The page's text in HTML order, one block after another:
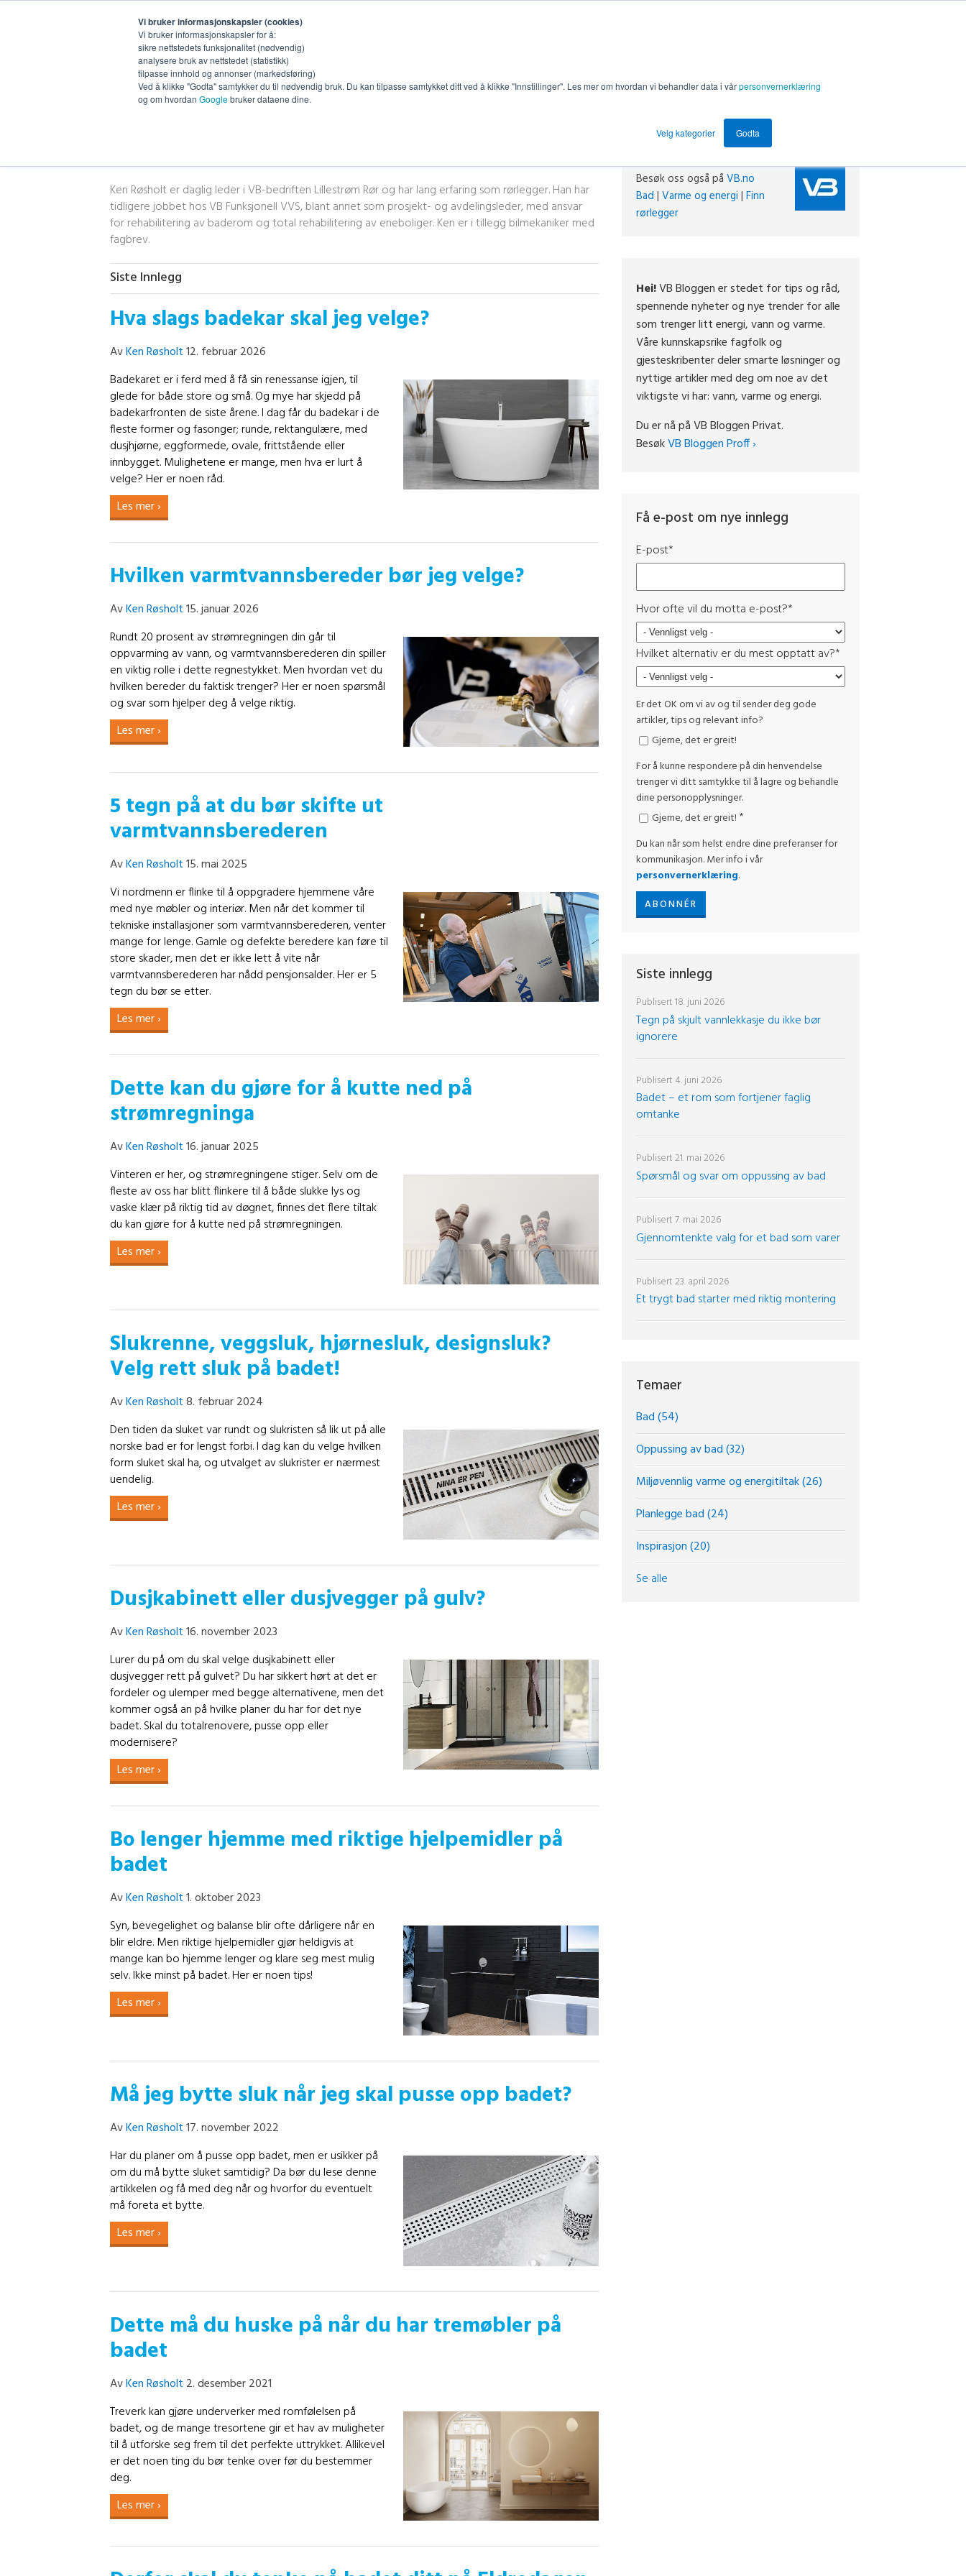
Vi bruker informasjonskapsler (cookies)
Vi bruker informasjonskapsler for å:
sikre nettstedets funksjonalitet (nødvendig)
analysere bruk av nettstedet (statistikk)
tilpasse innhold og annonser (markedsføring)
Ved å klikke "Godta" samtykker du til nødvendig bruk. Du kan tilpasse samtykket ditt ved å klikke "Innstillinger". Les mer om hvordan vi behandler data i vårpersonvernerklæring
og om hvordan Googlebruker dataene dine.
Velg kategorier Godta
Ken Røsholt er daglig leder i VB-bedriften Lillestrøm Rør og har lang erfaring som rørlegger. Han har
tidligere jobbet hos VB Funksjonell VVS, blant annet som prosjekt- og avdelingsleder, med ansvar
for rehabilitering av baderom og total rehabilitering av eneboliger. Ken er i tillegg bilmekaniker med
fagbrev.
Siste Innlegg
Hva slags badekar skal jeg velge?
AvKen Røsholt12. februar 2026
Badekaret er i ferd med å få sin renessanse igjen, til
glede for både store og små. Og mye har skjedd på
badekarfronten de siste årene. I dag får du badekar i de
fleste former og fasonger; runde, rektangulære, med
dusjhjørne, eggformede, ovale, frittstående eller
innbygget. Mulighetene er mange, men hva er lurt å
velge? Her er noen råd.
Les mer ›
Hvilken varmtvannsbereder bør jeg velge?
AvKen Røsholt15. januar 2026
Rundt 20 prosent av strømregningen din går til
oppvarming av vann, og varmtvannsberederen din spiller
en viktig rolle i dette regnestykket. Men hvordan vet du
hvilken bereder du faktisk trenger? Her er noen spørsmål
og svar som hjelper deg å velge riktig.
Les mer ›
5 tegn på at du bør skifte ut
varmtvannsberederen
AvKen Røsholt15. mai 2025
Vi nordmenn er flinke til å oppgradere hjemmene våre
med nye møbler og interiør. Men når det kommer til
tekniske installasjoner som varmtvannsberederen, venter
mange for lenge. Gamle og defekte beredere kan føre til
store skader, men det er ikke lett å vite når
varmtvannsberederen har nådd pensjonsalder. Her er 5
tegn du bør se etter.
Les mer ›
Dette kan du gjøre for å kutte ned på
strømregninga
AvKen Røsholt16. januar 2025
Vinteren er her, og strømregningene stiger. Selv om de
fleste av oss har blitt flinkere til å både slukke lys og
vaske klær på riktig tid av døgnet, finnes det flere tiltak
du kan gjøre for å kutte ned på strømregningen.
Les mer ›
Slukrenne, veggsluk, hjørnesluk, designsluk?
Velg rett sluk på badet!
AvKen Røsholt8. februar 2024
Den tiden da sluket var rundt og slukristen så lik ut på alle
norske bad er for lengst forbi. I dag kan du velge hvilken
form sluket skal ha, og utvalget av slukrister er nærmest
uendelig.
Les mer ›
Dusjkabinett eller dusjvegger på gulv?
AvKen Røsholt16. november 2023
Lurer du på om du skal velge dusjkabinett eller
dusjvegger rett på gulvet? Du har sikkert hørt at det er
fordeler og ulemper med begge alternativene, men det
kommer også an på hvilke planer du har for det nye
badet. Skal du totalrenovere, pusse opp eller
modernisere?
Les mer ›
Bo lenger hjemme med riktige hjelpemidler på
badet
AvKen Røsholt1. oktober 2023
Syn, bevegelighet og balanse blir ofte dårligere når en
blir eldre. Men riktige hjelpemidler gjør heldigvis at
mange kan bo hjemme lenger og klare seg mest mulig
selv. Ikke minst på badet. Her er noen tips!
Les mer ›
Må jeg bytte sluk når jeg skal pusse opp badet?
AvKen Røsholt17. november 2022
Har du planer om å pusse opp badet, men er usikker på
om du må bytte sluket samtidig? Da bør du lese denne
artikkelen og få med deg når og hvorfor du eventuelt
må foreta et bytte.
Les mer ›
Dette må du huske på når du har tremøbler på
badet
AvKen Røsholt 2. desember 2021
Treverk kan gjøre underverker med romfølelsen på
badet, og de mange tresortene gir et hav av muligheter
til å utforske seg frem til det perfekte uttrykket. Allikevel
er det noen ting du bør tenke over før du bestemmer
deg.
Les mer ›
Besøk oss også på VB.no
Bad | Varme og energi | Finn
rørlegger
Hei!VB Bloggen er stedet for tips og råd,
spennende nyheter og nye trender for alle
som trenger litt energi, vann og varme.
Våre kunnskapsrike fagfolk og
gjesteskribenter deler smarte løsninger og
nyttige artikler med deg om noe av det
viktigste vi har: vann, varme og energi.
Du er nå på VB Bloggen Privat.
BesøkVB Bloggen Proff ›
Få e-post om nye innlegg
E-post*
Hvor ofte vil du motta e-post?*
Hvilket alternativ er du mest opptatt av?*
Er det OK om vi av og til sender deg gode
artikler, tips og relevant info?
Gjerne, det er greit!
For å kunne respondere på din henvendelse
trenger vi ditt samtykke til å lagre og behandle
dine personopplysninger.
Gjerne, det er greit! *
Du kan når som helst endre dine preferanser for
kommunikasjon. Mer info i vår
personvernerklæring.
Siste innlegg
Tegn på skjult vannlekkasje du ikke bør
ignorere
Publisert18. juni 2026
Badet – et rom som fortjener faglig
omtanke
Publisert 4. juni 2026
Spørsmål og svar om oppussing av bad
Publisert21. mai 2026
Gjennomtenkte valg for et bad som varer
Publisert7. mai 2026
Et trygt bad starter med riktig montering
Publisert23. april 2026
Temaer
Bad(54)
Oppussing av bad(32)
Miljøvennlig varme og energitiltak(26)
Planlegge bad(24)
Inspirasjon(20)
Se alle